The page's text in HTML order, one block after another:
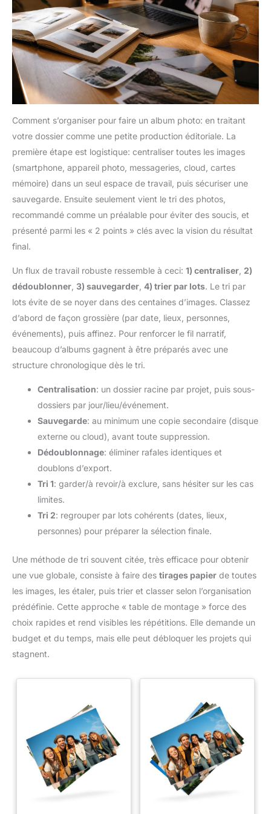
Comment s’organiser pour faire un album photo: en traitant
votre dossier comme une petite production éditoriale. La
première étape est logistique: centraliser toutes les images
(smartphone, appareil photo, messageries, cloud, cartes
mémoire) dans un seul espace de travail, puis sécuriser une
sauvegarde. Ensuite seulement vient le tri des photos,
recommandé comme un préalable pour éviter des soucis, et
présenté parmi les « 2 points » clés avec la vision du résultat
final.
Un flux de travail robuste ressemble à ceci: 1) centraliser 2)
dédoublonner 3) sauvegarder 4) trier par lots. Le tri par
lots évite de se noyer dans des centaines d’images. Classez
d’abord de façon grossière (par date, lieux, personnes,
événements), puis affinez. Pour renforcer le fil narratif,
beaucoup d’albums gagnent à être préparés avec une
structure chronologique dès le tri.
Centralisation: un dossier racine par projet, puis sous-
dossiers par jour/lieu/événement.
Sauvegarde: au minimum une copie secondaire (disque
externe ou cloud), avant toute suppression.
Dédoublonnage: éliminer rafales identiques et
doublons d’export.
Tri 1: garder/à revoir/à exclure, sans hésiter sur les cas
limites.
Tri 2: regrouper par lots cohérents (dates, lieux,
personnes) pour préparer la sélection finale.
Une méthode de tri souvent citée, très efficace pour obtenir
une vue globale, consiste à faire des tirages papier de toutes
les images, les étaler, puis trier et classer selon l’organisation
prédéfinie. Cette approche « table de montage » force des
choix rapides et rend visibles les répétitions. Elle demande un
budget et du temps, mais elle peut débloquer les projets qui
stagnent.